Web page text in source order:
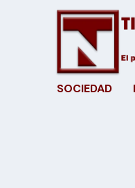
SOCIEDAD